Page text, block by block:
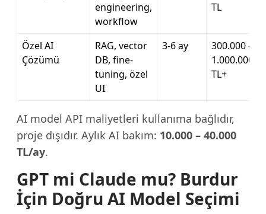
engineering,
workflow
TL
Özel AI
Çözümü
RAG, vector
DB, fine-
tuning, özel
UI
3-6 ay
300.000 –
1.000.000
TL+
AI model API maliyetleri kullanıma bağlıdır,
proje dışıdır. Aylık AI bakım: 10.000 – 40.000
TL/ay.
GPT mi Claude mu? Burdur
İçin Doğru AI Model Seçimi